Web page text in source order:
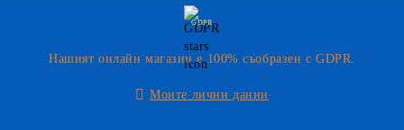
GDPR
Нашият онлайн магазин е 100% съобразен с GDPR.
Моите лични данни